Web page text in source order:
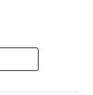
sudah
ulang. Ia
pihak